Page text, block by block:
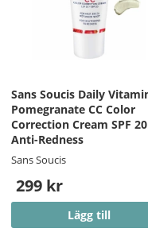
Sans Soucis Daily
Pomegranate CC Color
Correction Cream SPF 20
Anti-Redness
Sans Soucis
299 kr
Lägg till